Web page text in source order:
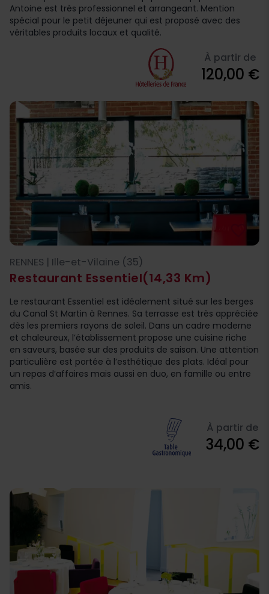
Antoine est très professionnel et arrangeant. Mention
spécial pour le petit déjeuner qui est proposé avec des
véritables produits locaux et qualité.
À partir de
120,00 €
Restaurant Essentiel(14,33 Km)
favorite_border
RENNES | Ille-et-Vilaine (35)
Le restaurant Essentiel est idéalement situé sur les berges
du Canal St Martin à Rennes. Sa terrasse est très appréciée
dès les premiers rayons de soleil. Dans un cadre moderne
et chaleureux, l’établissement propose une cuisine riche
en saveurs, basée sur des produits de saison. Une attention
particulière est portée à l’esthétique des plats. Idéal pour
un repas d’affaires mais aussi en duo, en famille ou entre
amis.
À partir de
34,00 €